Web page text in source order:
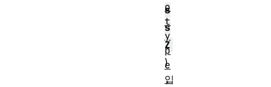
s
s
Z
)
입
o
t
y
p
e
.